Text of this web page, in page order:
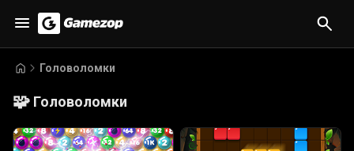
Головоломки
🧩 Головоломки